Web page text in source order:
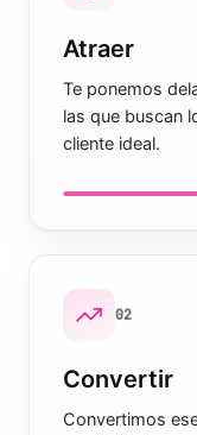
Atraer
Te ponemos
las que buscan
cliente ideal.
02
Convertir
Convertimos